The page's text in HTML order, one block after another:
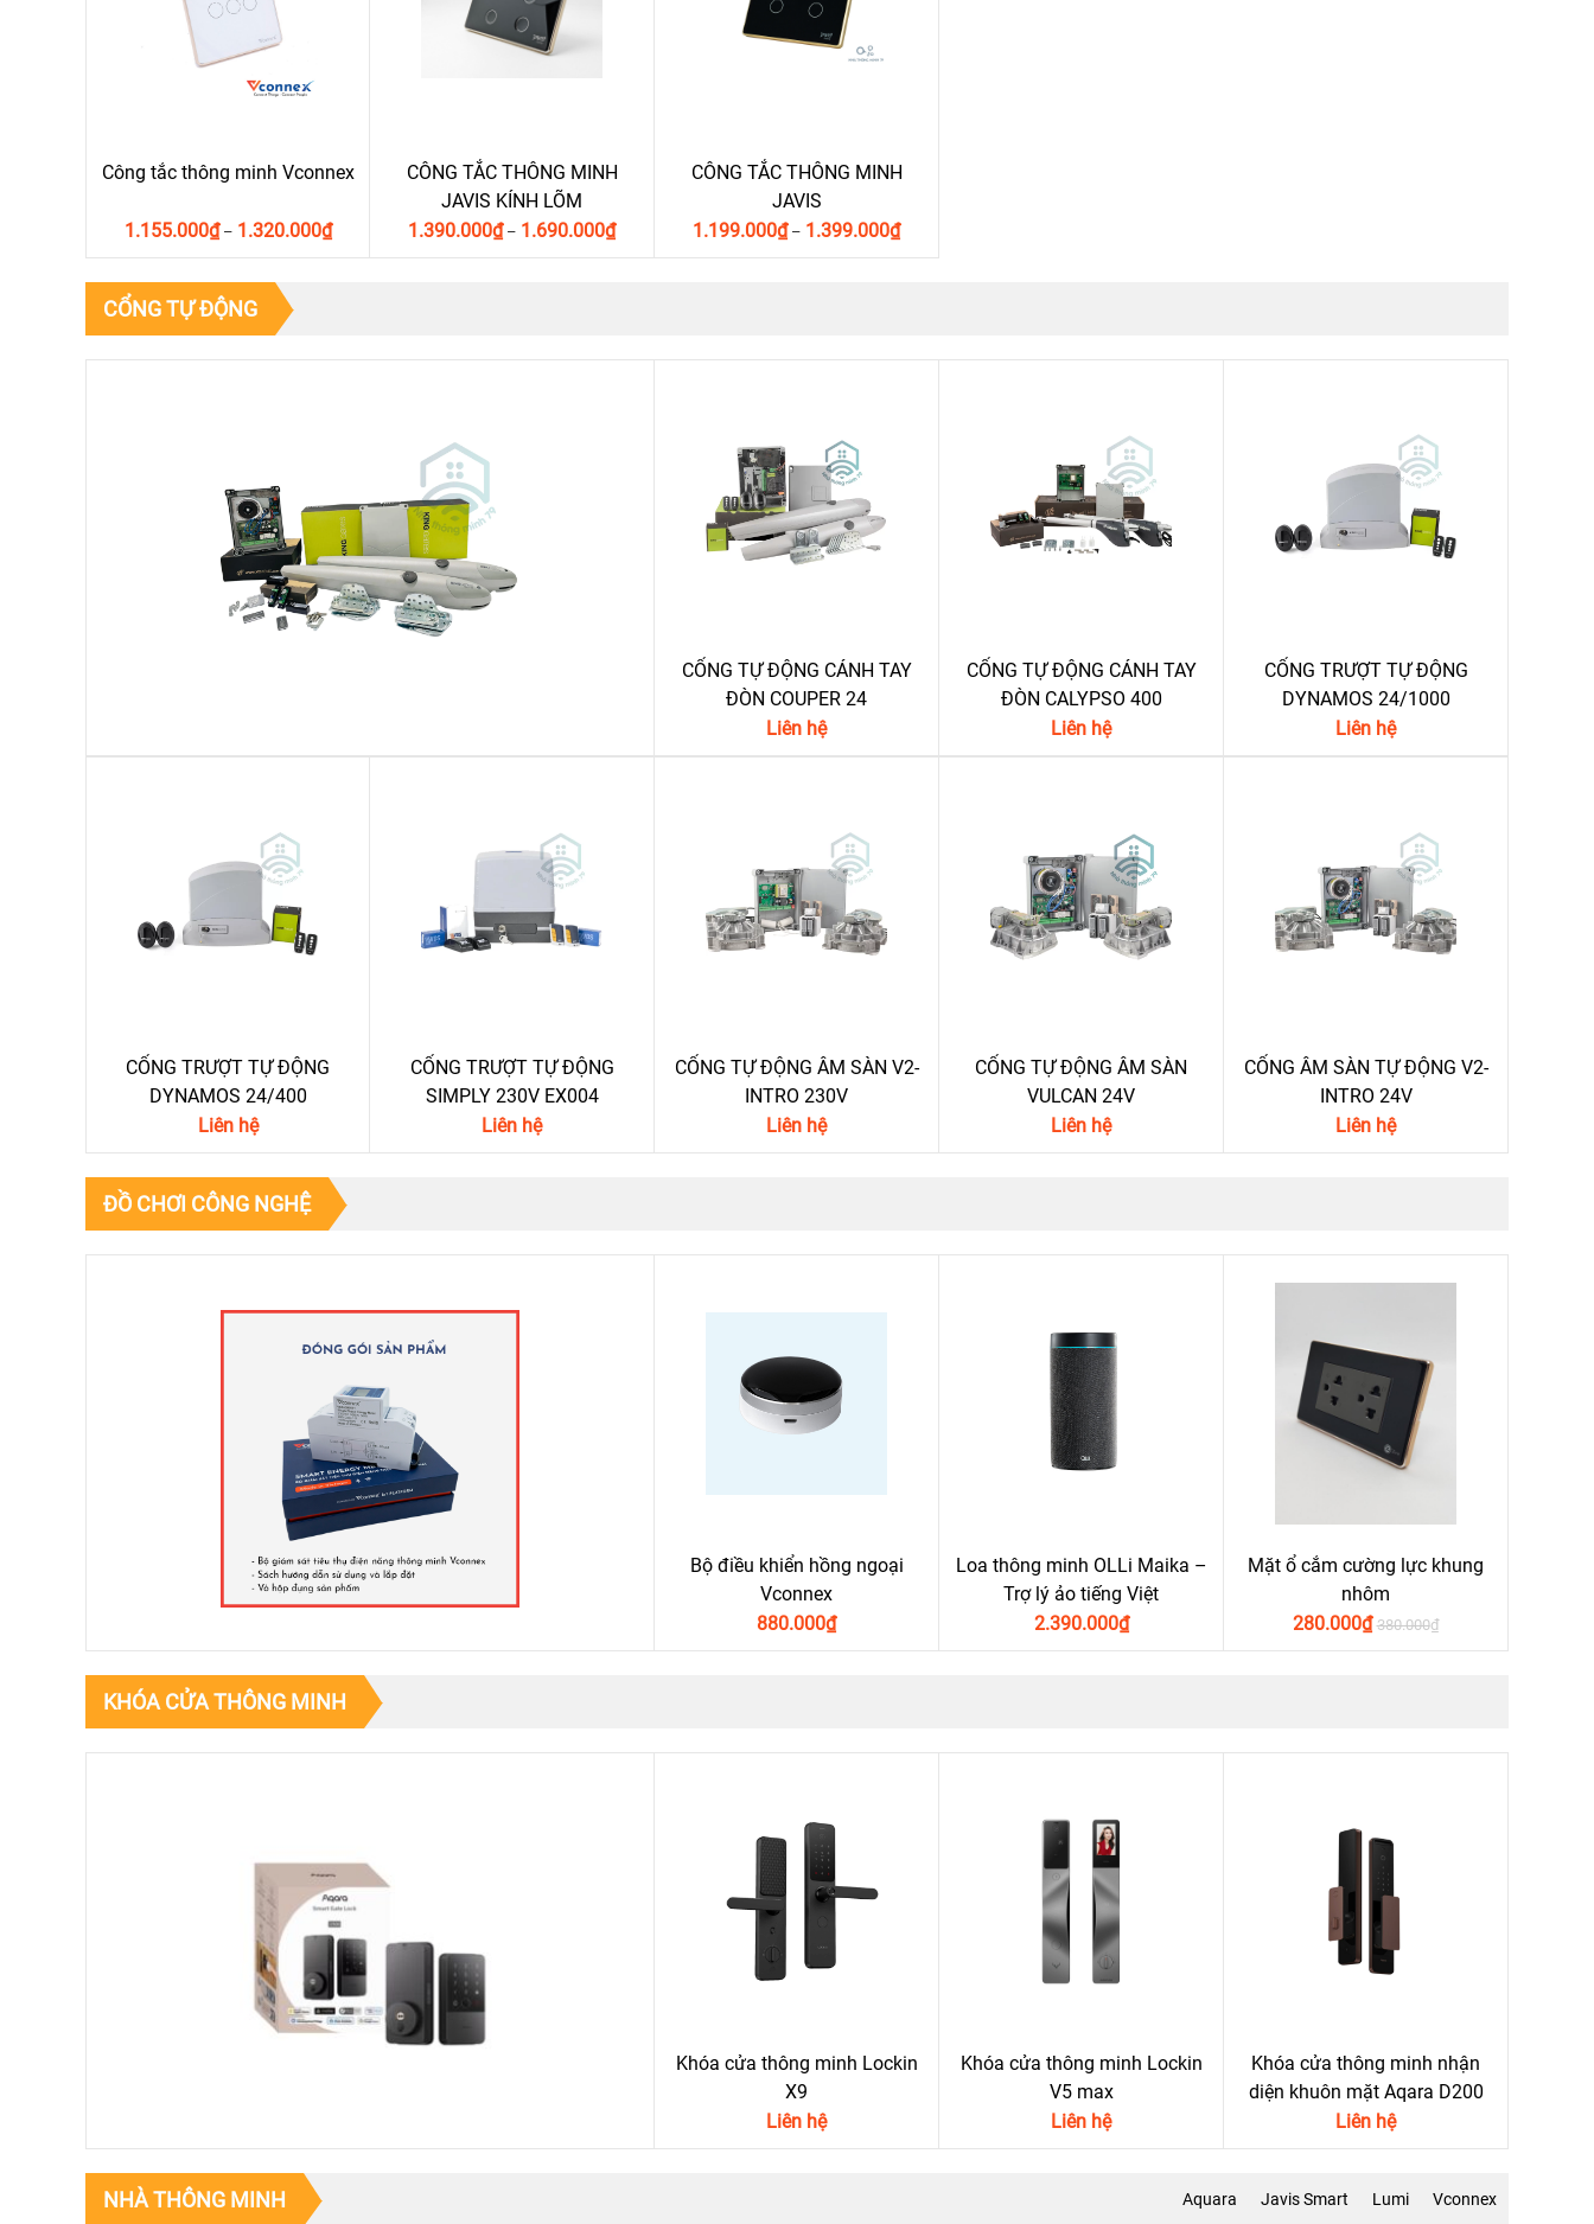
Công tắc thông minh Vconnex
₫
1.155.000 – ₫
1.320.000
CÔNG TẮC THÔNG MINH
JAVIS KÍNH LÕM
₫
1.390.000 – ₫
1.690.000
CÔNG TẮC THÔNG MINH
JAVIS
₫
1.199.000 – ₫
1.399.000
CỔNG TỰ ĐỘNG
CỔNG TỰ ĐỘNG CÁNH TAY
ĐÒN COUPER 24
Liên hệ
CỔNG TỰ ĐỘNG CÁNH TAY
ĐÒN CALYPSO 400
Liên hệ
CỔNG TRƯỢT TỰ ĐỘNG
DYNAMOS 24/1000
Liên hệ
CỔNG TRƯỢT TỰ ĐỘNG
DYNAMOS 24/400
Liên hệ
CỔNG TRƯỢT TỰ ĐỘNG
SIMPLY 230V EX004
Liên hệ
CỔNG TỰ ĐỘNG ÂM SÀN V2-
INTRO 230V
Liên hệ
CỔNG TỰ ĐỘNG ÂM SÀN
VULCAN 24V
Liên hệ
CỔNG ÂM SÀN TỰ ĐỘNG V2-
INTRO 24V
Liên hệ
ĐỒ CHƠI CÔNG NGHỆ
Bộ điều khiển hồng ngoại
Vconnex
₫
880.000
Loa thông minh OLLi Maika –
Trợ lý ảo tiếng Việt
₫
2.390.000
Mặt ổ cắm cường lực khung
nhôm
₫
380.000
₫
280.000
KHÓA CỬA THÔNG MINH
Khóa cửa thông minh Lockin
X9
Liên hệ
Khóa cửa thông minh Lockin
V5 max
Liên hệ
Khóa cửa thông minh nhận
diện khuôn mặt Aqara D200
Liên hệ
NHÀ THÔNG MINH Aquara Javis Smart Lumi Vconnex